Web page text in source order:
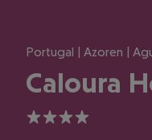
Portugal | Azoren |
Caloura
4